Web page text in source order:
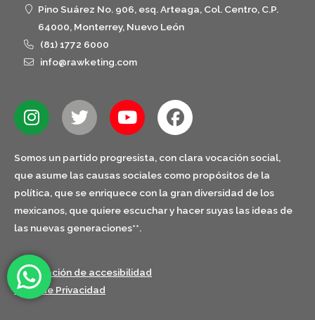
Pino Suárez No. 906, esq. Arteaga, Col. Centro, C.P.
64000, Monterrey, Nuevo León
(81) 1772 6000
info@rawketing.com
Somos un partido progresista, con clara vocación social,
que asume las causas sociales como propósitos de la
política, que se enriquece con la gran diversidad de los
mexicanos, que quiere escuchar y hacer suyas las ideas de
las nuevas generaciones**.
Declaración de accesibilidad
Aviso de Privacidad